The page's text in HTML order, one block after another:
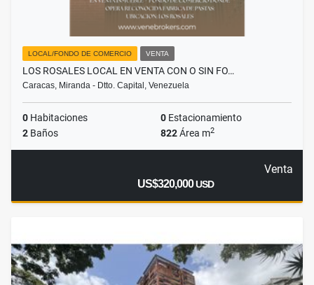
LOCAL/FONDO DE COMERCIO VENTA
LOS ROSALES LOCAL EN VENTA CON O SIN FO…
Caracas, Miranda - Dtto. Capital, Venezuela
0 Habitaciones 0 Estacionamiento
2 Baños 822Área m2
Venta
US$320,000USD